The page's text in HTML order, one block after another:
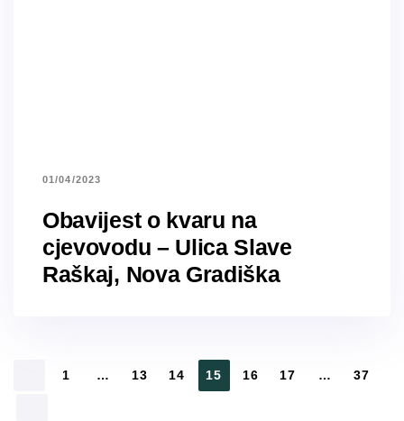
01/04/2023
Obavijest o kvaru na
cjevovodu – Ulica Slave
Raškaj, Nova Gradiška
1 … 13 14 15 16 17 … 37